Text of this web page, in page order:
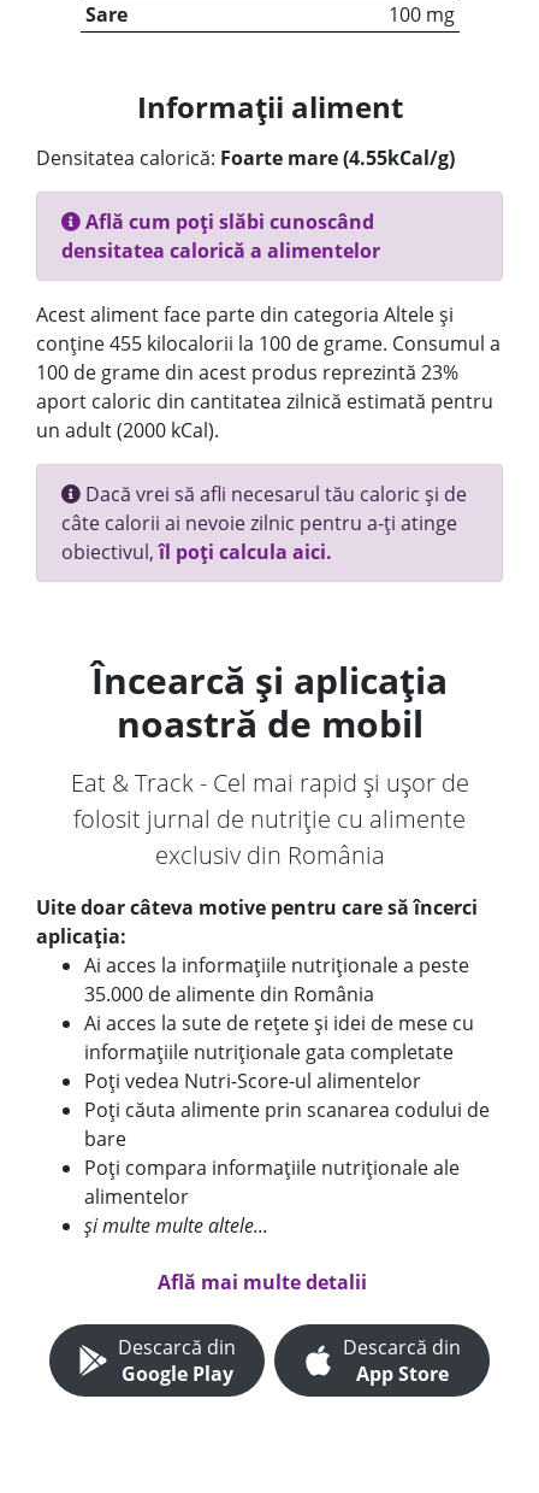
Sare
100 mg
Informații aliment
Densitatea calorică: Foarte mare (4.55kCal/g)
Află cum poți slăbi cunoscând
densitatea calorică a alimentelor
Acest aliment face parte din categoria Altele și
conține 455 kilocalorii la 100 de grame. Consumul a
100 de grame din acest produs reprezintă 23%
aport caloric din cantitatea zilnică estimată pentru
un adult (2000 kCal).
Dacă vrei să afli necesarul tău caloric și de
câte calorii ai nevoie zilnic pentru a-ți atinge
obiectivul,îl poți calcula aici.
Încearcă și aplicația
noastră de mobil
Eat & Track - Cel mai rapid și ușor de
folosit jurnal de nutriție cu alimente
exclusiv din România
Uite doar câteva motive pentru care să încerci
aplicația:
Ai acces la informațiile nutriționale a peste
35.000 de alimente din România
Ai acces la sute de rețete și idei de mese cu
informațiile nutriționale gata completate
Poți vedea Nutri-Score-ul alimentelor
Poți căuta alimente prin scanarea codului de
bare
Poți compara informațiile nutriționale ale
alimentelor
și multe multe altele...
Află mai multe detalii
Descarcă din
Google Play
Descarcă din
App Store